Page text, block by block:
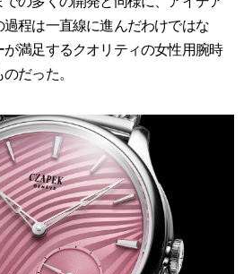
程は一直線に進んだわけではな
満足するクオリティの女性用腕時
だった。